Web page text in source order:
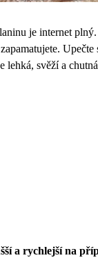
je internet
Upečte
lehká, svěží a
a rychlejší na